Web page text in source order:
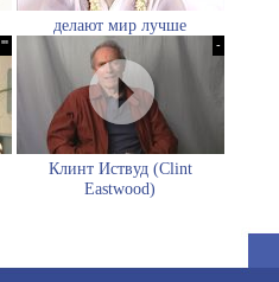
делают мир лучше
'"
Клинт Иствуд (Clint
Eastwood)
-